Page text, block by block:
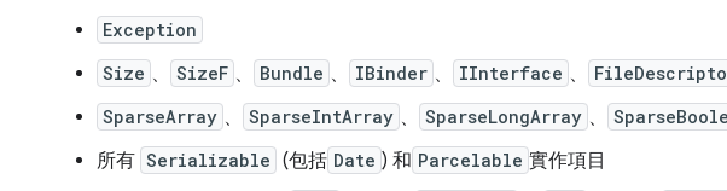
Exception
Size 、 SizeF 、 Bundle 、 IBinder 、 IInterface 、
SparseArray 、 SparseIntArray 、 SparseLongArray 、
所有 Serializable (包括 Date ) 和 Parcelable 實作項目